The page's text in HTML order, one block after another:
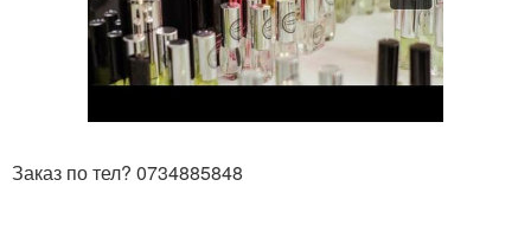
Заказ по тел? 0734885848